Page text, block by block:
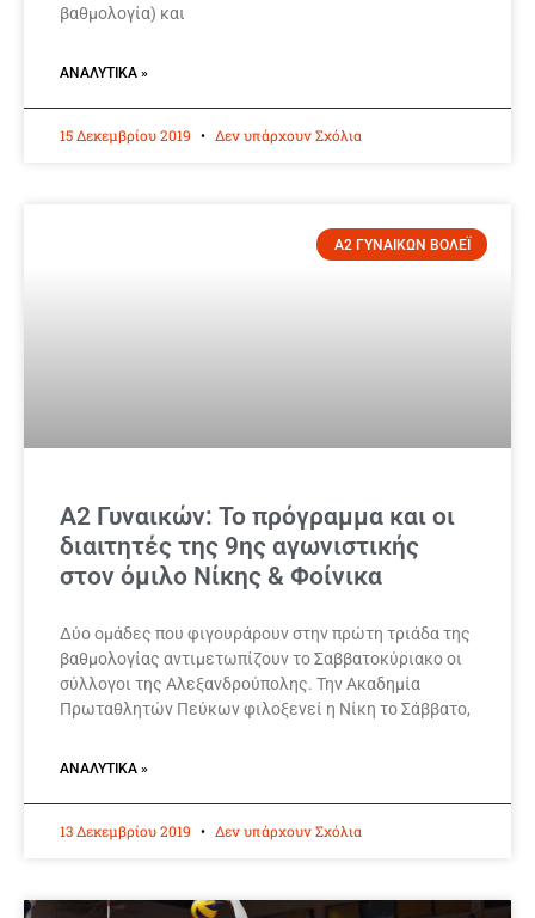
βαθμολογία) και
ΑΝΑΛΥΤΙΚΆ »
15 Δεκεμβρίου 2019 Δεν υπάρχουν Σχόλια
Α2 ΓΥΝΑΙΚΩΝ ΒΟΛΕΪ
Α2 Γυναικών: Το πρόγραμμα και οι
διαιτητές της 9ης αγωνιστικής
στον όμιλο Νίκης & Φοίνικα
Δύο ομάδες που φιγουράρουν στην πρώτη τριάδα της
βαθμολογίας αντιμετωπίζουν το Σαββατοκύριακο οι
σύλλογοι της Αλεξανδρούπολης. Την Ακαδημία
Πρωταθλητών Πεύκων φιλοξενεί η Νίκη το Σάββατο,
ΑΝΑΛΥΤΙΚΆ »
13 Δεκεμβρίου 2019 Δεν υπάρχουν Σχόλια